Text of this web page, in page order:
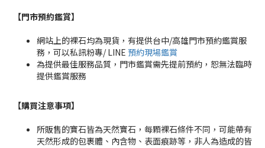
【門市預約鑑賞】
網站上的裸石均為現貨，有提供台中/高雄門市預約鑑賞服
務，可以私訊粉專/ LINE 預約現場鑑賞
為提供最佳服務品質，門市鑑賞需先提前預約，恕無法臨時
提供鑑賞服務
【購買注意事項】
所販售的寶石皆為天然寶石，每顆裸石條件不同，可能帶有
天然形成的包裹體、內含物、表面痕跡等，非人為造成的皆